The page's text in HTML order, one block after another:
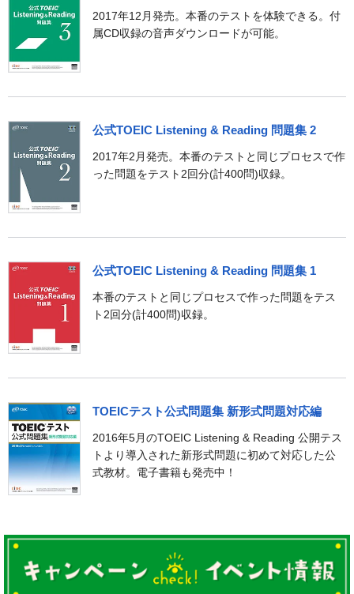
2017年12月発売。本番のテストを体験できる。付
属CD収録の音声ダウンロードが可能。
公式TOEIC Listening & Reading 問題集 2
2017年2月発売。本番のテストと同じプロセスで作
った問題をテスト2回分(計400問)収録。
公式TOEIC Listening & Reading 問題集 1
本番のテストと同じプロセスで作った問題をテス
ト2回分(計400問)収録。
TOEICテスト公式問題集 新形式問題対応編
2016年5月のTOEIC Listening & Reading 公開テス
トより導入された新形式問題に初めて対応した公
式教材。電子書籍も発売中！